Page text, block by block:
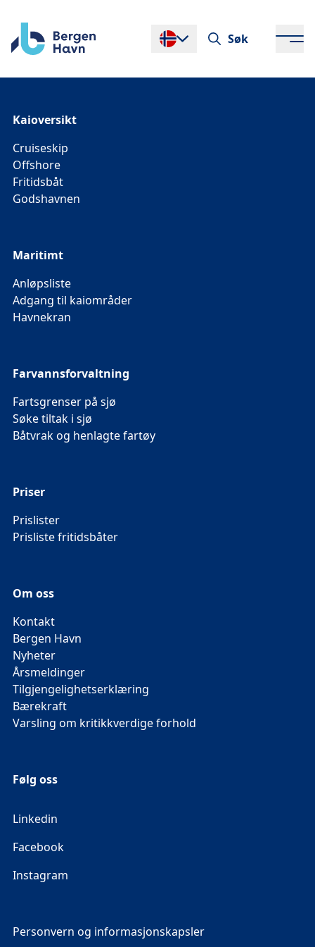
Endre språk
Søk
Kaioversikt
Cruiseskip
Offshore
Fritidsbåt
Godshavnen
Maritimt
Anløpsliste
Adgang til kaiområder
Havnekran
Farvannsforvaltning
Fartsgrenser på sjø
Søke tiltak i sjø
Båtvrak og henlagte fartøy
Priser
Prislister
Prisliste fritidsbåter
Om oss
Kontakt
Bergen Havn
Nyheter
Årsmeldinger
Tilgjengelighetserklæring
Bærekraft
Varsling om kritikkverdige forhold
Følg oss
Linkedin
Facebook
Instagram
Personvern og informasjonskapsler